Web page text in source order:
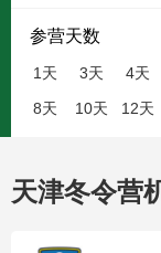
参营天数
1天 3天 4天
8天
10天 12天
天津冬令营